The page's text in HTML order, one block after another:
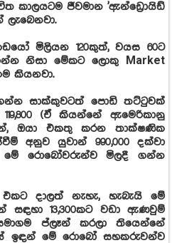
කාලයටම ජීවමාන 'ඇන්ඩ්‍රොයිඩ්
මිලියන 120කුත්, වයස 60ට
නිසා මේකට ලොකු Market
කියනවා.
සාක්කුවටත් පොඩි තට්ටුවක්
(ඒ කියන්නේ ඇමෙරිකානු
ඔයා එකතු කරන තාක්ෂණික
අනුව යුවාන් 990,000 දක්වා
රොබෝවරුන්ව මිලදී ගන්න
දාලත් නැහැ, හැබැයි මේ
13,300කට වඩා ඇණවුම්
සමාගම ප්ලෑන් කරලා තියෙන්නේ
ඉඳන් මේ රොබෝ සහකරුවන්ව